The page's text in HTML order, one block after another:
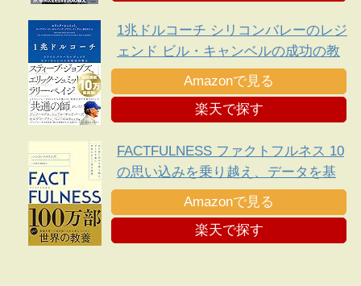
1兆ドルコーチ シリコンバレーのレジ
ェンド ビル・キャンベルの成功の教
え
Amazonで見る
楽天で探す
FACTFULNESS ファクトフルネス 10
の思い込みを乗り越え、データを基
に世界を正しく見る習慣
Amazonで見る
楽天で探す